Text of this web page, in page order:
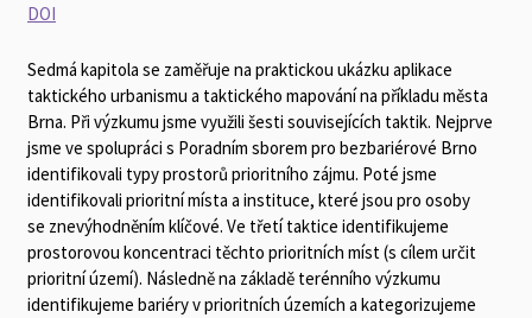
DOI
Sedmá kapitola se zaměřuje na praktickou ukázku aplikace
taktického urbanismu a taktického mapování na příkladu města
Brna. Při výzkumu jsme využili šesti souvisejících taktik. Nejprve
jsme ve spolupráci s Poradním sborem pro bezbariérové Brno
identifikovali typy prostorů prioritního zájmu. Poté jsme
identifikovali prioritní místa a instituce, které jsou pro osoby
se znevýhodněním klíčové. Ve třetí taktice identifikujeme
prostorovou koncentraci těchto prioritních míst (s cílem určit
prioritní území). Následně na základě terénního výzkumu
identifikujeme bariéry v prioritních územích a kategorizujeme